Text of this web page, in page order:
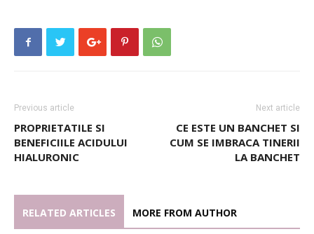
Previous article
PROPRIETATILE SI
BENEFICIILE ACIDULUI
HIALURONIC
Next article
CE ESTE UN BANCHET SI
CUM SE IMBRACA TINERII
LA BANCHET
RELATED ARTICLES MORE FROM AUTHOR